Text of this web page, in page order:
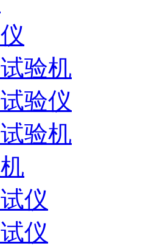
验机
验仪
验机
仪
仪